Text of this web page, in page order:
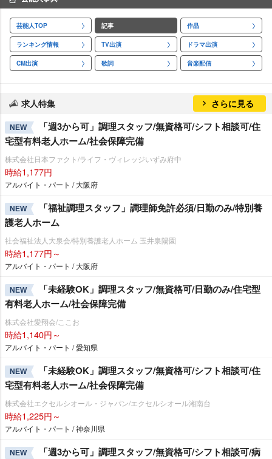
芸能人TOP 記事 作品
ランキング情報 TV出演 ドラマ出演
CM出演 歌詞 音楽配信
求人特集 さらに見る
NEW
「週3から可」調理スタッフ/無資格可/シフト相談可/住
宅型有料老人ホーム/社会保障完備
株式会社日本ファクト/ライフ・ヴィレッジいずみ府中
時給1,177円
アルバイト・パート / 大阪府
NEW
「福祉調理スタッフ」調理師免許必須/日勤のみ/特別養
護老人ホーム
社会福祉法人大泉会/特別養護老人ホーム 玉井泉陽園
時給1,177円～
アルバイト・パート / 大阪府
NEW
「未経験OK」調理スタッフ/無資格可/日勤のみ/住宅型
有料老人ホーム/社会保障完備
株式会社愛翔会/ここお
時給1,140円～
アルバイト・パート / 愛知県
NEW
「未経験OK」調理スタッフ/無資格可/シフト相談可/住
宅型有料老人ホーム/社会保障完備
株式会社エクセルシオール・ジャパン/エクセルシオール湘南台
時給1,225円～
アルバイト・パート / 神奈川県
NEW
「週3から可」調理スタッフ/無資格可/シフト相談可/病